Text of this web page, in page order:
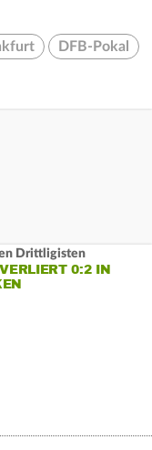
DFB-Pokal
Drittligisten
0:2 IN